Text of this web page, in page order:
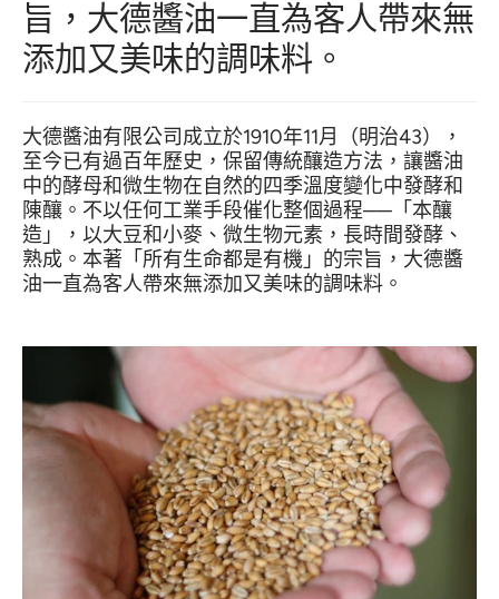
旨，大德醬油一直為客人帶來無
添加又美味的調味料。
大德醬油有限公司成立於1910年11月（明治43），
至今已有過百年歷史，保留傳統釀造方法，讓醬油
中的酵母和微生物在自然的四季溫度變化中發酵和
陳釀。不以任何工業手段催化整個過程── 「本釀
造」，以大豆和小麥、微生物元素，長時間發酵、
熟成。本著「所有生命都是有機」的宗旨，大德醬
油一直為客人帶來無添加又美味的調味料。